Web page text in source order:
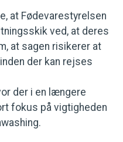
at Fødevarestyrelsen
ved, at deres
at sagen risikerer at
der kan rejses
der i en længere
fokus på vigtigheden